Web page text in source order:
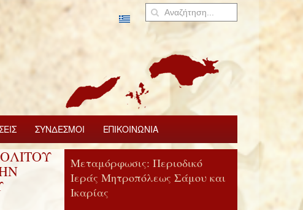
ΣΥΝΔΕΣΜΟΙ ΕΠΙΚΟΙΝΩΝΙΑ
Μεταμόρφωσις: Περιοδικό
Ιεράς Μητροπόλεως Σάμου και
Ικαρίας